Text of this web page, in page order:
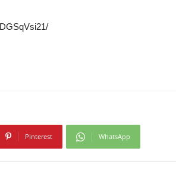
Pinterest WhatsApp